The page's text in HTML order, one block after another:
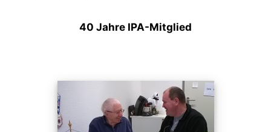
40 Jahre IPA-Mitglied